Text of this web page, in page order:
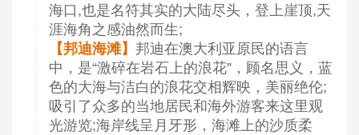
海口,也是名符其实的大陆尽头，登上崖顶,天
涯海角之感油然而生;
【邦迪海滩】 邦迪在澳大利亚原民的语言
中，是“激碎在岩石上的浪花”，顾名思义，蓝
色的大海与洁白的浪花交相辉映，美丽绝伦;
吸引了众多的当地居民和海外游客来这里观
光游览;海岸线呈月牙形，海滩上的沙质柔